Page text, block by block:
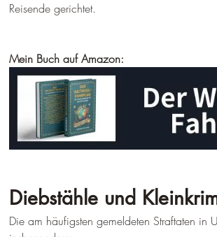
Reisende gerichtet.
Mein Buch auf Amazon:
Diebstähle und
Die am häufigsten gemeldeten Straftaten